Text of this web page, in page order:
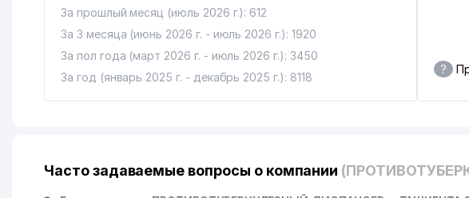
AFSONAK-63 ЧП
РЕСПУБЛИКАНСКАЯ СПЕЦИАЛИЗИРОВАННАЯ ШКОЛА-ИНТЕРНАТ
За прошлый месяц (июль 2026 г.): 612
За 3 месяца (июнь 2026 г. - июль 2026 г.): 1920
За пол года (март 2026 г. - июль 2026 г.): 3450
За год (январь 2025 г. - декабрь 2025 г.): 8118
?
Часто задаваемые вопросы о компании